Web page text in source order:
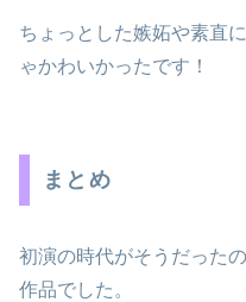
ちょっとした嫉妬や素直
ゃかわいかったです！
まとめ
初演の時代がそうだった
作品でした。